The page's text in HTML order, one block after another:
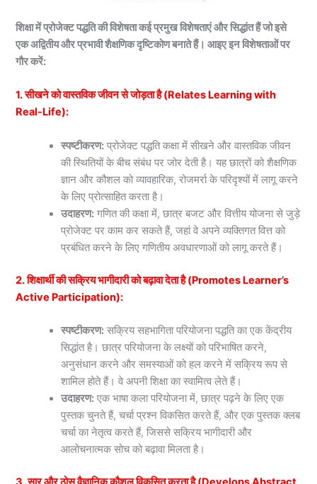
शिक्षा में प्रोजेक्ट पद्धति की विशेषता कई प्रमुख विशेषताएं और सिद्धांत हैं जो इसे
एक अद्वितीय और प्रभावी शैक्षणिक दृष्टिकोण बनाते हैं। आइए इन विशेषताओं पर
गौर करें:
1. सीखने को वास्तविक जीवन से जोड़ता है (Relates Learning with
Real-Life):
स्पष्टीकरण: प्रोजेक्ट पद्धति कक्षा में सीखने और वास्तविक जीवन
की स्थितियों के बीच संबंध पर जोर देती है। यह छात्रों को शैक्षणिक
ज्ञान और कौशल को व्यावहारिक, रोजमर्रा के परिदृश्यों में लागू करने
के लिए प्रोत्साहित करता है।
उदाहरण: गणित की कक्षा में, छात्र बजट और वित्तीय योजना से जुड़े
प्रोजेक्ट पर काम कर सकते हैं, जहां वे अपने व्यक्तिगत वित्त को
प्रबंधित करने के लिए गणितीय अवधारणाओं को लागू करते हैं।
2. शिक्षार्थी की सक्रिय भागीदारी को बढ़ावा देता है (Promotes Learner’s
Active Participation):
स्पष्टीकरण: सक्रिय सहभागिता परियोजना पद्धति का एक केंद्रीय
सिद्धांत है। छात्र परियोजना के लक्ष्यों को परिभाषित करने,
अनुसंधान करने और समस्याओं को हल करने में सक्रिय रूप से
शामिल होते हैं। वे अपनी शिक्षा का स्वामित्व लेते हैं।
उदाहरण: एक भाषा कला परियोजना में, छात्र पढ़ने के लिए एक
पुस्तक चुनते हैं, चर्चा प्रश्न विकसित करते हैं, और एक पुस्तक क्लब
चर्चा का नेतृत्व करते हैं, जिससे सक्रिय भागीदारी और
आलोचनात्मक सोच को बढ़ावा मिलता है।